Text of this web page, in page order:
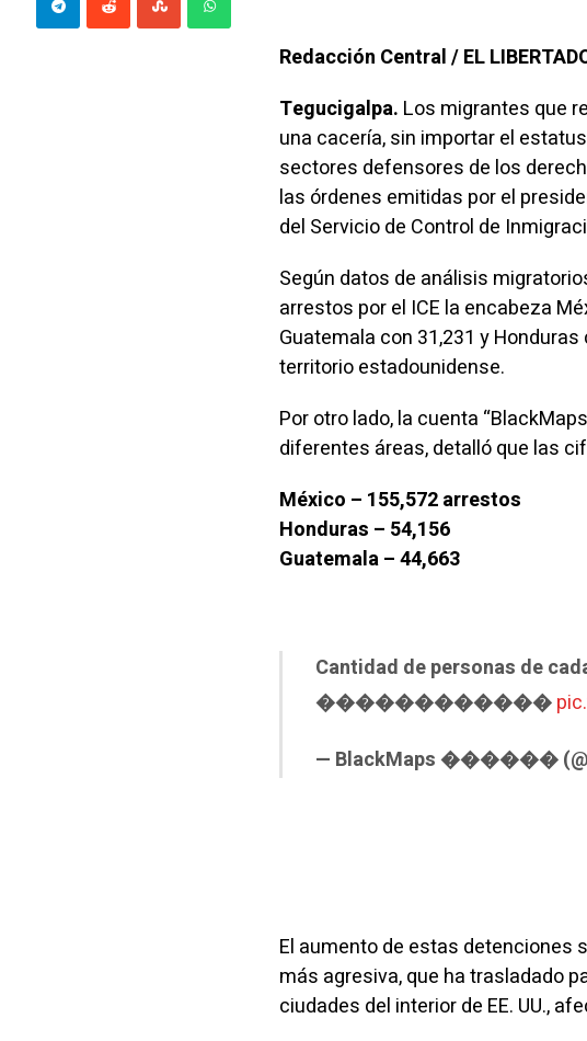
Redacción Central / EL
Tegucigalpa. Los migrantes que
una cacería, sin importar el
sectores defensores de los
las órdenes emitidas por el
del Servicio de Control de
Según datos de análisis
arrestos por el ICE la encabeza
Guatemala con 31,231 y
territorio estadounidense.
Por otro lado, la cuenta
diferentes áreas, detalló que las
México – 155,572 arrestos
Honduras – 54,156
Guatemala – 44,663
Cantidad de personas de
������������
— BlackMaps ������️
El aumento de estas detenciones
más agresiva, que ha trasladado
ciudades del interior de EE. UU.,